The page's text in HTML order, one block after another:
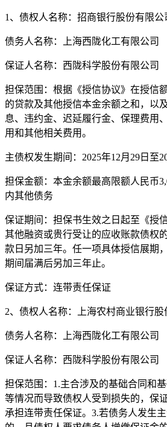
1、债权人名称：招商银行股份有限公
债务人名称：上海西陇化工有限公司
保证人名称：西陇科学股份有限公司
担保范围：根据《授信协议》在授信
的贷款及其他授信本金余额之和，以
息、违约金、迟延履行金、保理费用
用和其他相关费用。
主债权发生期间：2025年12月29日至
担保金额：本金余额最高限额人民币
内其他债务
保证期间：担保书生效之日起至《授
其他融资或贵行受让的应收账款债权
款日另加三年。任一项具体授信展期
期间届满后另加三年止。
保证方式：连带责任保证
2、债权人名称：上海农村商业银行
债务人名称：上海西陇化工有限公司
保证人名称：西陇科学股份有限公司
担保范围：1.主合涉及的基础合同和
等情况而导致债权人受到损失的，保
承担连带责任保证。3.若债务人发生